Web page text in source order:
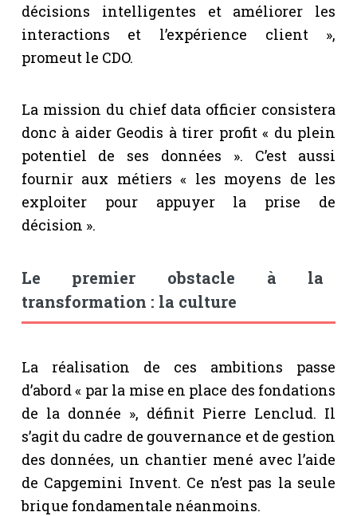
décisions intelligentes et améliorer les
interactions et l’expérience client »,
promeut le CDO.
La mission du chief data officier consistera
donc à aider Geodis à tirer profit « du plein
potentiel de ses données ». C’est aussi
fournir aux métiers « les moyens de les
exploiter pour appuyer la prise de
décision ».
Le premier obstacle à la
transformation : la culture
La réalisation de ces ambitions passe
d’abord « par la mise en place des fondations
de la donnée », définit Pierre Lenclud. Il
s’agit du cadre de gouvernance et de gestion
des données, un chantier mené avec l’aide
de Capgemini Invent. Ce n’est pas la seule
brique fondamentale néanmoins.